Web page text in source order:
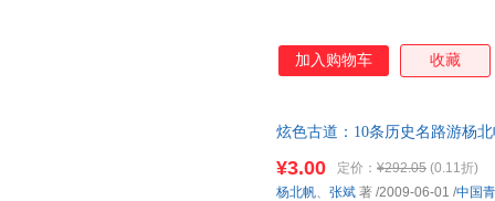
加入购物车 收藏
炫色古道：10条历史名路游杨
¥3.00 定价： ¥292.05 (0.11折)
杨北帆、 张斌 著 /2009-06-01 /中国